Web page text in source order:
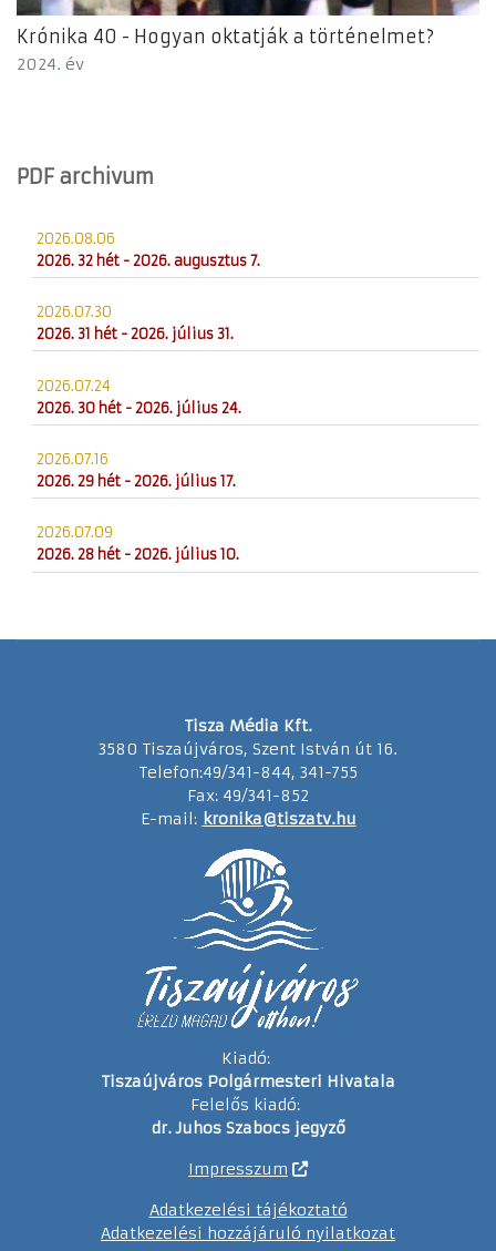
Krónika 40 - Hogyan oktatják a történelmet?
2024. év
PDF archivum
2026.08.06
2026. 32 hét - 2026. augusztus 7.
2026.07.30
2026. 31 hét - 2026. július 31.
2026.07.24
2026. 30 hét - 2026. július 24.
2026.07.16
2026. 29 hét - 2026. július 17.
2026.07.09
2026. 28 hét - 2026. július 10.
Tisza Média Kft.
3580 Tiszaújváros, Szent István út 16.
Telefon:49/341-844, 341-755
Fax: 49/341-852
E-mail: kronika@tiszatv.hu
Kiadó:
Tiszaújváros Polgármesteri Hivatala
Felelős kiadó:
dr. Juhos Szabocs jegyző
Impresszum
Adatkezelési tájékoztató
Adatkezelési hozzájáruló nyilatkozat